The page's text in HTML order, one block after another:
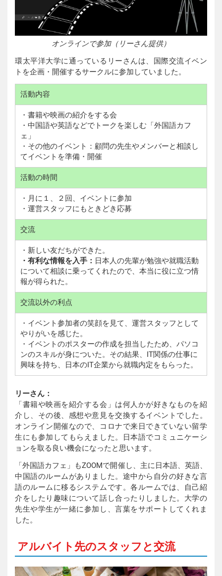
オンラインで参加（リーさん提供）
環太平洋大学に通っているリーさんは、国際交流イベン
トを企画・開催するサークルに参加していました。
活動内容
・書籍や映画の紹介をする会
・中国語や英語などでトークを楽しむ「外国語カフ
ェ」
・その他のイベント：顧問の先生やメンバーと相談し
てイベントを準備・開催
活動の時間
・月に１、２回、イベントに参加
・運営スタッフにもときどき応募
交流
・新しい友だちができた。
・有利な情報を入手： 日本人の先輩が勉強や就職活動
について相談に乗ってくれたので、本当に役に立つ情
報が得られた。
交流以外の利点
・イベント参加者の笑顔を見て、運営スタッフとして
やりがいを感じた。
・イベントのポスターの作成を担当したため、パソコ
ンのスキルが身についた。その結果、IT関係の仕事に
興味を持ち、日本のIT企業から就職内定をもらった。
リーさん：
「書籍や映画を紹介する会」は何人かが好きなものを紹
介し、その後、感想や意見を交換するイベントでした。
オンライン開催なので、コロナで来日できていない留学
生にも参加してもらえました。日本語でコミュニケーシ
ョンを取る良い機会になったと思います。
「外国語カフェ」もZOOMで開催し、主に日本語、英語、
中国語のルームがありました。途中から自分の好きな言
語のルームに移るシステムです。各ルームでは、自己紹
介をしたり趣味について話し合ったりしました。大学の
先生や学生が一緒に参加し、言葉をサポートしてくれま
した。
アルバイト先のスタッフと交流